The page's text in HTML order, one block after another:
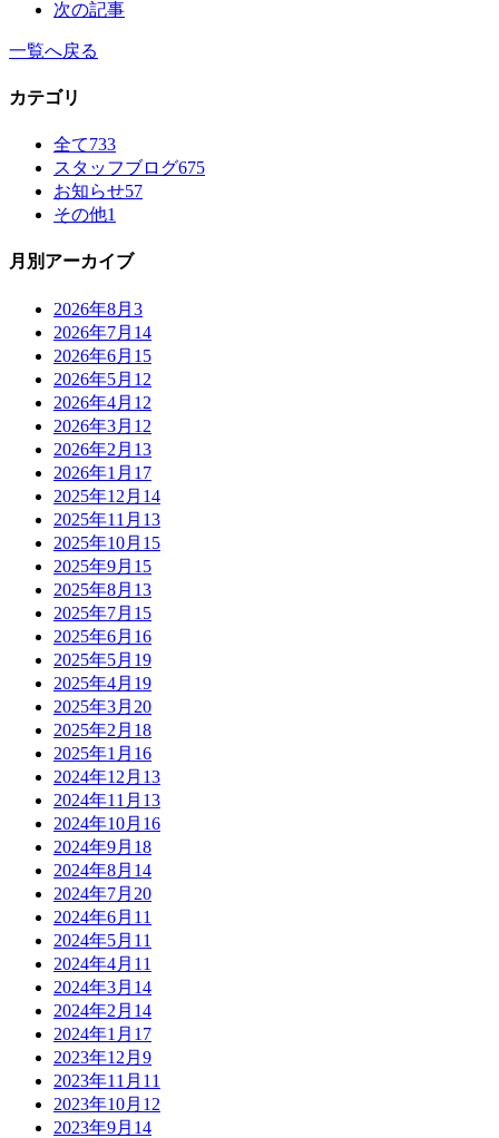
次の記事
一覧へ戻る
カテゴリ
全て733
スタッフブログ675
お知らせ57
その他1
月別アーカイブ
2026年8月 3
2026年7月 14
2026年6月 15
2026年5月 12
2026年4月 12
2026年3月 12
2026年2月 13
2026年1月 17
2025年12月 14
2025年11月 13
2025年10月 15
2025年9月 15
2025年8月 13
2025年7月 15
2025年6月 16
2025年5月 19
2025年4月 19
2025年3月 20
2025年2月 18
2025年1月 16
2024年12月 13
2024年11月 13
2024年10月 16
2024年9月 18
2024年8月 14
2024年7月 20
2024年6月 11
2024年5月 11
2024年4月 11
2024年3月 14
2024年2月 14
2024年1月 17
2023年12月 9
2023年11月 11
2023年10月 12
2023年9月 14